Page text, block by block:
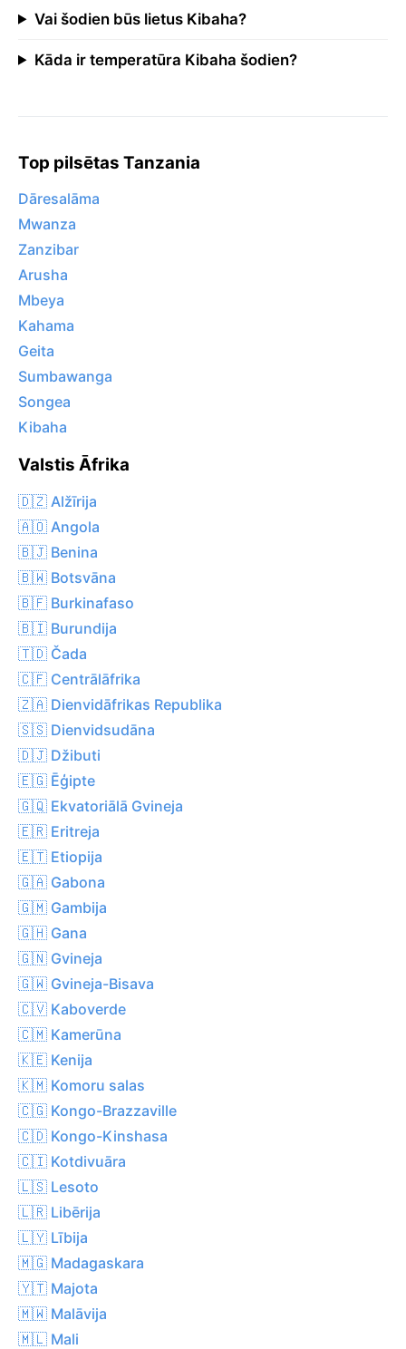
Vai šodien būs lietus Kibaha?
Kāda ir temperatūra Kibaha šodien?
Top pilsētas Tanzania
Dāresalāma
Mwanza
Zanzibar
Arusha
Mbeya
Kahama
Geita
Sumbawanga
Songea
Kibaha
Valstis Āfrika
🇩🇿 Alžīrija
🇦🇴 Angola
🇧🇯 Benina
🇧🇼 Botsvāna
🇧🇫 Burkinafaso
🇧🇮 Burundija
🇹🇩 Čada
🇨🇫 Centrālāfrika
🇿🇦 Dienvidāfrikas Republika
🇸🇸 Dienvidsudāna
🇩🇯 Džibuti
🇪🇬 Ēģipte
🇬🇶 Ekvatoriālā Gvineja
🇪🇷 Eritreja
🇪🇹 Etiopija
🇬🇦 Gabona
🇬🇲 Gambija
🇬🇭 Gana
🇬🇳 Gvineja
🇬🇼 Gvineja-Bisava
🇨🇻 Kaboverde
🇨🇲 Kamerūna
🇰🇪 Kenija
🇰🇲 Komoru salas
🇨🇬 Kongo-Brazzaville
🇨🇩 Kongo-Kinshasa
🇨🇮 Kotdivuāra
🇱🇸 Lesoto
🇱🇷 Libērija
🇱🇾 Lībija
🇲🇬 Madagaskara
🇾🇹 Majota
🇲🇼 Malāvija
🇲🇱 Mali